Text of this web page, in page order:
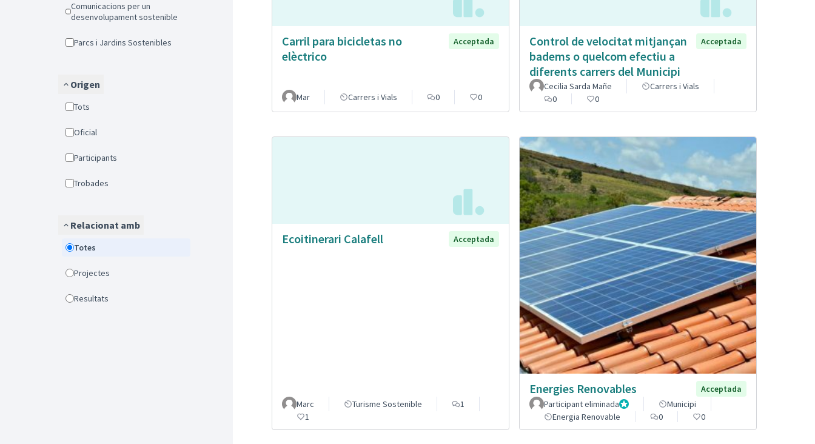
Comunicacions per un
desenvolupament sostenible
Parcs i Jardins Sostenibles
Origen
Tots
Oficial
Participants
Trobades
Relacionat amb
Totes
Projectes
Resultats
Carril para bicicletas no
elèctrico
Acceptada
Mar Carrers i Vials 0 0
Control de velocitat mitjançan
badems o quelcom efectiu a
diferents carrers del Municipi
Acceptada
Cecilia Sarda Mañe
Carrers i Vials
0
0
Ecoitinerari Calafell Acceptada
Marc Turisme Sostenible
1
1
Energies Renovables
Acceptada
Participant eliminadaAdministradorMunicipi
Energia Renovable
0 0